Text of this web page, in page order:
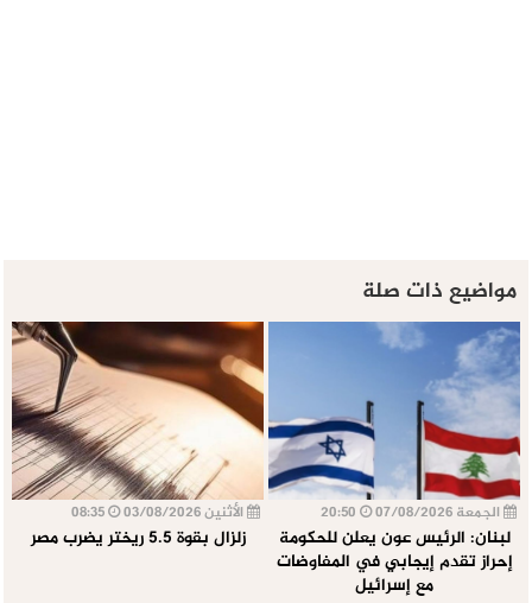
مواضيع ذات صلة
الجمعة 07/08/2026
لبنان: الرئيس عون يعلن للحكومة
إحراز تقدم إيجابي في المفاوضات
مع إسرائيل
الأثنين 03/08/2026
زلزال بقوة 5.5 ريختر يضرب مصر